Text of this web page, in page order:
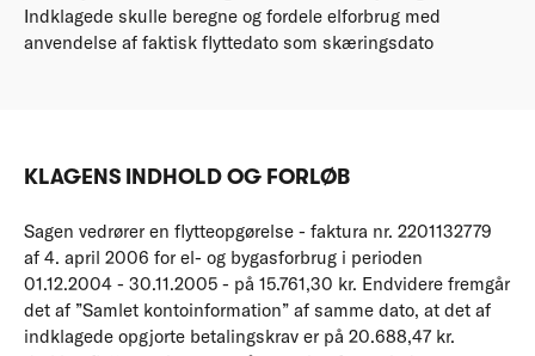
Indklagede skulle beregne og fordele elforbrug med
anvendelse af faktisk flyttedato som skæringsdato
KLAGENS INDHOLD OG FORLØB
Sagen vedrører en flytteopgørelse - faktura nr. 2201132779
af 4. april 2006 for el- og bygasforbrug i perioden
01.12.2004 - 30.11.2005 - på 15.761,30 kr. Endvidere fremgår
det af ”Samlet kontoinformation” af samme dato, at det af
indklagede opgjorte betalingskrav er på 20.688,47 kr.